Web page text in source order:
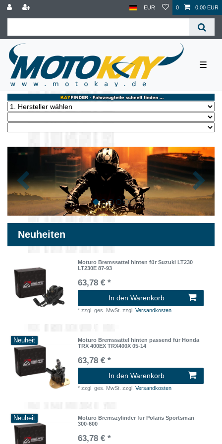
EUR 0 0,00 EUR
☰
Zurück
Neuheiten
Moturo Bremssattel hinten für Suzuki LT230
LT230E 87-93
63,78 € *
In den Warenkorb
*zzgl. ges. MwSt. zzgl.Versandkosten
Neuheit
Moturo Bremssattel hinten passend für Honda
TRX 400EX TRX400X 05-14
63,78 € *
In den Warenkorb
*zzgl. ges. MwSt. zzgl.Versandkosten
Neuheit
Moturo Bremszylinder für Polaris Sportsman
300-600
63,78 € *